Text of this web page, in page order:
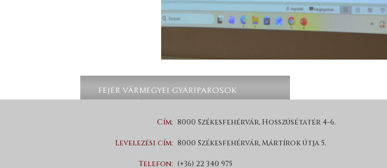
FEJÉR VÁRMEGYEI GYÁRIPAROSOK
Cím: 8000 Székesfehérvár, Hosszúsétatér 4-6.
Levelezési cím: 8000 Székesfehérvár, Mártírok útja 5.
Telefon: (+36) 22 340 975